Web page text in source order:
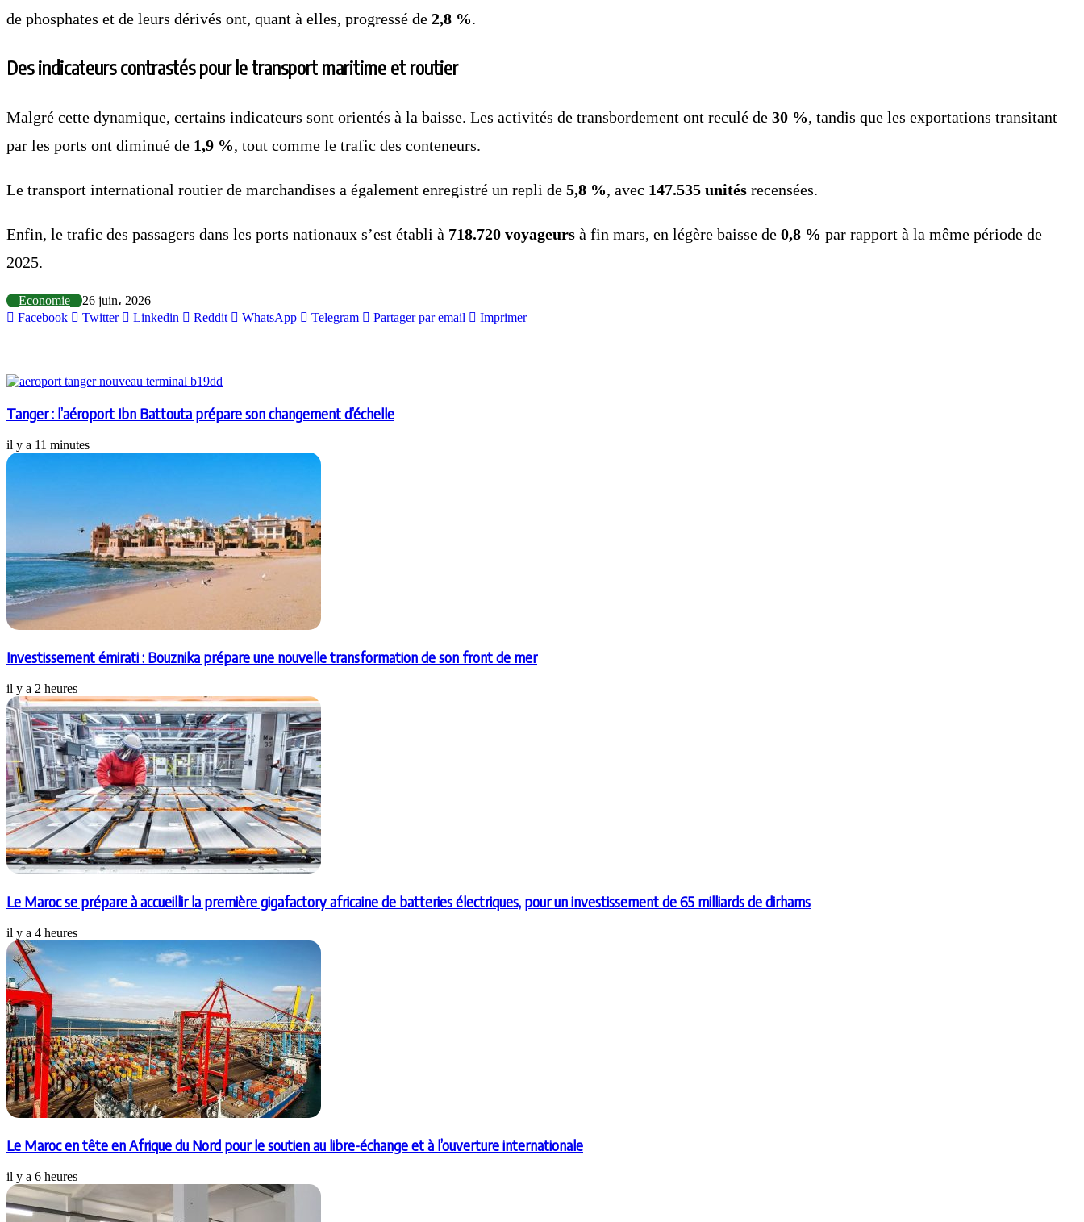
de phosphates et de leurs dérivés ont, quant à elles, progressé de 2,8 %.
Des indicateurs contrastés pour le transport maritime et routier
Malgré cette dynamique, certains indicateurs sont orientés à la baisse. Les activités de transbordement ont reculé de 30 %, tandis que les exportations transitant
par les ports ont diminué de 1,9 %, tout comme le trafic des conteneurs.
Le transport international routier de marchandises a également enregistré un repli de 5,8 %, avec 147.535 unités recensées.
Enfin, le trafic des passagers dans les ports nationaux s’est établi à 718.720 voyageurs à fin mars, en légère baisse de 0,8 % par rapport à la même période de
2025.
Economie
26 juin، 2026
Facebook
Twitter Linkedin Reddit WhatsApp Telegram Partager par email Imprimer
Tanger : l’aéroport Ibn Battouta prépare son changement d’échelle
il y a 11 minutes
Investissement émirati : Bouznika prépare une nouvelle transformation de son front de mer
il y a 2 heures
Le Maroc se prépare à accueillir la première gigafactory africaine de batteries électriques, pour un investissement de 65 milliards de dirhams
il y a 4 heures
Le Maroc en tête en Afrique du Nord pour le soutien au libre-échange et à l’ouverture internationale
il y a 6 heures